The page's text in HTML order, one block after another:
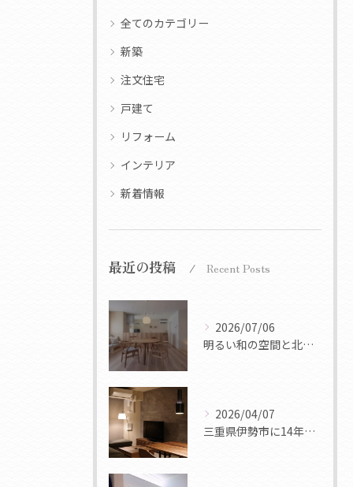
全てのカテゴリー
新築
注文住宅
戸建て
リフォーム
インテリア
新着情報
最近の投稿 Recent Posts
2026/07/06
明るい和の空間と北欧デザインのシンプルな機能美を融合させたt...
2026/04/07
三重県伊勢市に14年ぶりに新築マンションが完成